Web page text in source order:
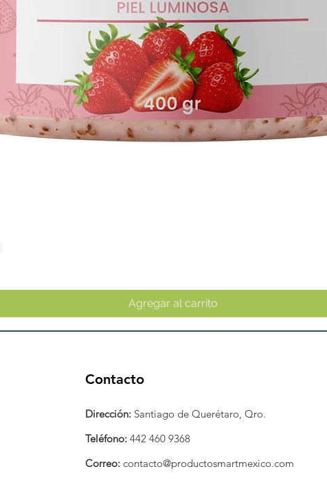
Agregar al carrito
Contacto
Dirección: Santiago de Querétaro, Qro.
Teléfono: 442 460 9368
Correo: contacto@productosmartmexico.com